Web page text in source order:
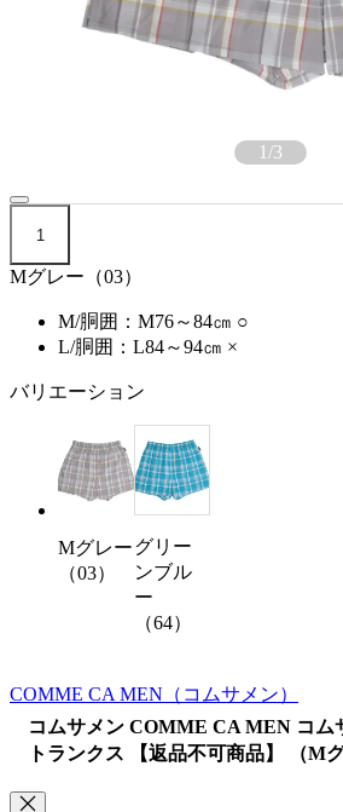
1/3
1
Mグレー（03）
M/胴囲：M76～84㎝ ○
L/胴囲：L84～94㎝ ×
バリエーション
Mグレー
（03）
グリー
ンブル
ー
（64）
COMME CA MEN （コムサメン）
コムサメン COMME CA MEN コム
トランクス 【返品不可商品】 （Mグ